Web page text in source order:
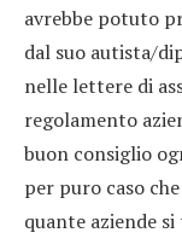
avrebbe potuto
dal suo autista/
nelle lettere di
regolamento
buon consiglio
per puro caso
quante aziende